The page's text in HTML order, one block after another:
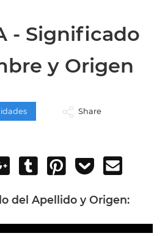
- Significado
y Origen
Share
Share
Google+
Post
Tumblr
Pin
Add
Pocket
del Apellido y Origen: